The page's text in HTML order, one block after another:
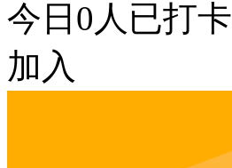
今日 0 人已打卡
加入